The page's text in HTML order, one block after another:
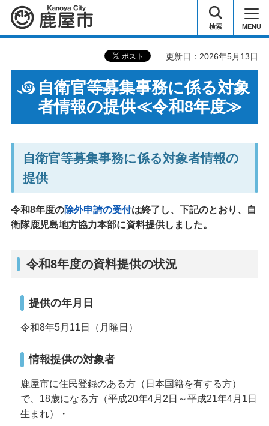
鹿屋市 検索 MENU
更新日：2026年5月13日
自衛官等募集事務に係る対象
者情報の提供≪令和8年度≫
自衛官等募集事務に係る対象者情報の
提供
令和8年度の除外申請の受付は終了し、下記のとおり、自
衛隊鹿児島地方協力本部に資料提供しました。
令和8年度の資料提供の状況
提供の年月日
令和8年5月11日（月曜日）
情報提供の対象者
鹿屋市に住民登録のある方（日本国籍を有する方）
で、18歳になる方（平成20年4月2日～平成21年4月1日
生まれ）・